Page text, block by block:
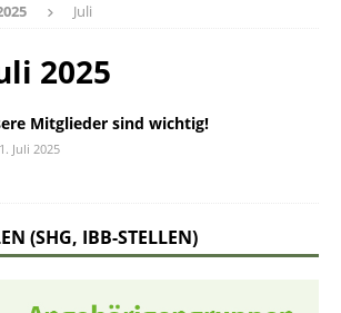
Juli
2025
Mitglieder sind wichtig!
Juli 2025
(SHG, IBB-STELLEN)